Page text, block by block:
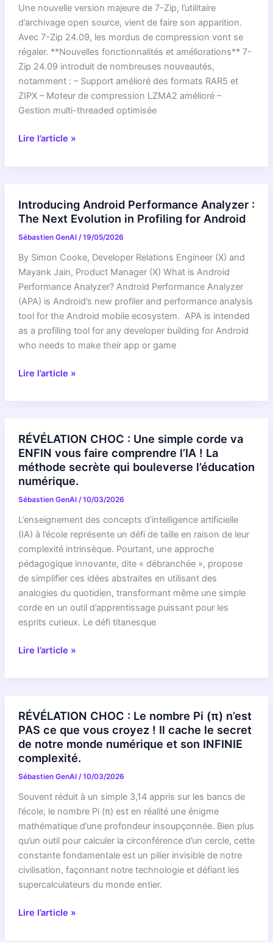
majeure
pour
l’archivage
et
la
compression
Une nouvelle version majeure de 7-Zip, l’utilitaire
d’archivage open source, vient de faire son apparition.
Avec 7-Zip 24.09, les mordus de compression vont se
régaler. **Nouvelles fonctionnalités et améliorations** 7-
Zip 24.09 introduit de nombreuses nouveautés,
notamment : – Support amélioré des formats RAR5 et
ZIPX – Moteur de compression LZMA2 amélioré –
Gestion multi-threaded optimisée
7-
concentré
de
compression
premium
Lire l’article »
Introducing Android Performance Analyzer :
The Next Evolution in Profiling for Android
Sébastien GenAI /19/05/2026
By Simon Cooke, Developer Relations Engineer (X) and
Mayank Jain, Product Manager (X) What is Android
Performance Analyzer? Android Performance Analyzer
(APA) is Android’s new profiler and performance analysis
tool for the Android mobile ecosystem. APA is intended
as a profiling tool for any developer building for Android
who needs to make their app or game
Introducing
The
Next
Evolution
Profiling
for
Android
Lire l’article »
RÉVÉLATION CHOC : Une simple corde va
ENFIN vous faire comprendre l’IA ! La
méthode secrète qui bouleverse l’éducation
numérique.
Sébastien GenAI /10/03/2026
L’enseignement des concepts d’intelligence artificielle
(IA) à l’école représente un défi de taille en raison de leur
complexité intrinsèque. Pourtant, une approche
pédagogique innovante, dite « débranchée », propose
de simplifier ces idées abstraites en utilisant des
analogies du quotidien, transformant même une simple
corde en un outil d’apprentissage puissant pour les
esprits curieux. Le défi titanesque
RÉVÉLATION
simple
corde
va
ENFIN
faire
comprendre
l’IA
!
La
méthode
secrète
qui
l’éducation
Lire l’article »
RÉVÉLATION CHOC : Le nombre Pi (π) n’est
PAS ce que vous croyez ! Il cache le secret
de notre monde numérique et son INFINIE
complexité.
Sébastien GenAI /10/03/2026
Souvent réduit à un simple 3,14 appris sur les bancs de
l’école, le nombre Pi (π) est en réalité une énigme
mathématique d’une profondeur insoupçonnée. Bien plus
qu’un outil pour calculer la circonférence d’un cercle, cette
constante fondamentale est un pilier invisible de notre
civilisation, façonnant notre technologie et défiant les
supercalculateurs du monde entier.
RÉVÉLATION
Lire l’article »